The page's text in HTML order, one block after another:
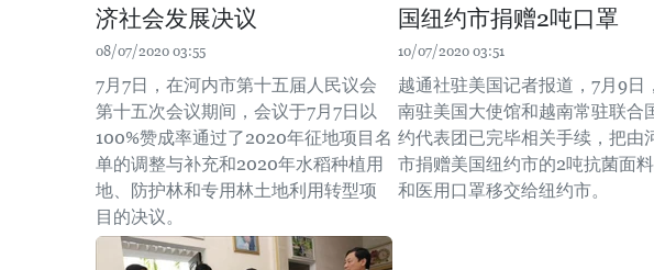
济社会发展决议
08/07/2020 03:55
7月7日，在河内市第十五届人民议会
第十五次会议期间，会议于7月7日以
100%赞成率通过了2020年征地项目名
单的调整与补充和2020年水稻种植用
地、防护林和专用林土地利用转型项
目的决议。
国纽约市捐赠2吨口罩
10/07/2020 03:51
越通社驻美国记者报道，7月9日
南驻美国大使馆和越南常驻联合
约代表团已完毕相关手续，把由
市捐赠美国纽约市的2吨抗菌面
和医用口罩移交给纽约市。